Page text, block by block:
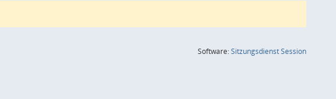
Software:SitzungsdienstSession(Wird in